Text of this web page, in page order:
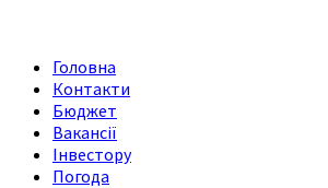
Головна
Контакти
Бюджет
Вакансії
Інвестору
Погода